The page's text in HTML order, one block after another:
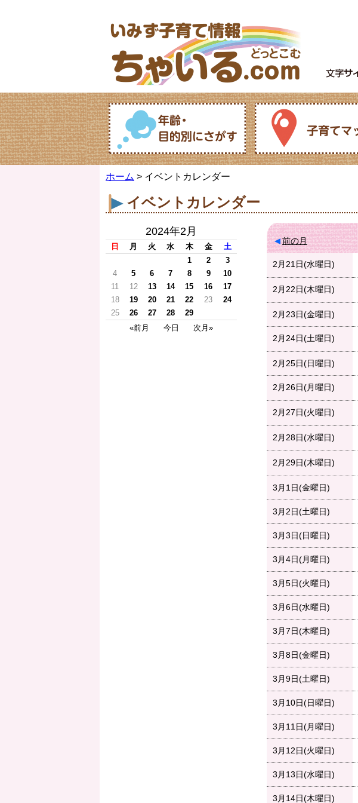
ホーム > イベントカレンダー
イベントカレンダー
2024年2月
日 月 火 水 木 金
土
1
2
3
4
5 6 7 8 9
10
11
12 13 14 15 16
17
18
19 20 21 22 23
24
25
26 27 28
29
«前月
今日 次月»
前の月
2月21日(水曜日)
2月22日(木曜日)
2月23日(金曜日)
2月24日(土曜日)
2月25日(日曜日)
2月26日(月曜日)
2月27日(火曜日)
2月28日(水曜日)
2月29日(木曜日)
3月1日(金曜日)
3月2日(土曜日)
3月3日(日曜日)
3月4日(月曜日)
3月5日(火曜日)
3月6日(水曜日)
3月7日(木曜日)
3月8日(金曜日)
3月9日(土曜日)
3月10日(日曜日)
3月11日(月曜日)
3月12日(火曜日)
3月13日(水曜日)
3月14日(木曜日)